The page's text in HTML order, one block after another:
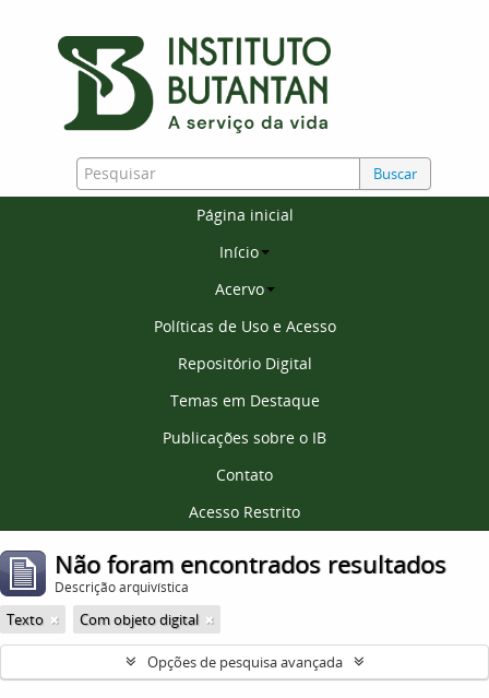
Buscar
Página inicial
Início
Acervo
Políticas de Uso e Acesso
Repositório Digital
Temas em Destaque
Publicações sobre o IB
Contato
Acesso Restrito
Não foram encontrados resultados
Descrição arquivística
Texto Com objeto digital
Opções de pesquisa avançada